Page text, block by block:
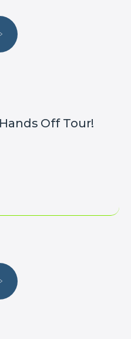
Off Tour!